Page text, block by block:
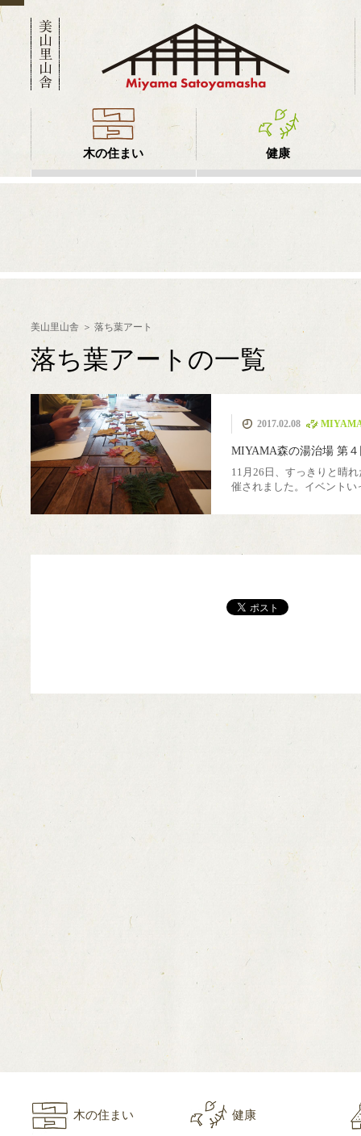
木の住まい 健康
伝統建築 モバイルハウス
MIYAMA森の湯治
場
カフェ美山里山舎 ピコ水力発電
極小規模木質資源
フル活用
簡易製材機 ウッド
マイザー
ウッドチッパー
薪ストーブ 薪ボイラー
美山里山舎 落ち葉アート
落ち葉アートの一覧
2017.02.08
MIYAMA森の湯治場 第
11月26日、すっきりと晴
催されました。イベント
木の住まい 健康